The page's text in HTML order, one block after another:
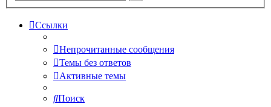
Ссылки
Непрочитанные сообщения
Темы без ответов
Активные темы
Поиск